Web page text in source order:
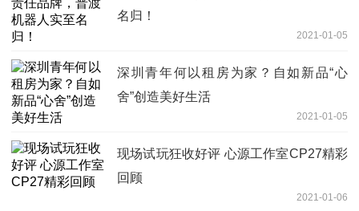
名归！
2021-01-05
深圳青年何以租房为家？自如新品“心
舍”创造美好生活
2021-01-05
现场试玩狂收好评 心源工作室CP27精彩
回顾
2021-01-06